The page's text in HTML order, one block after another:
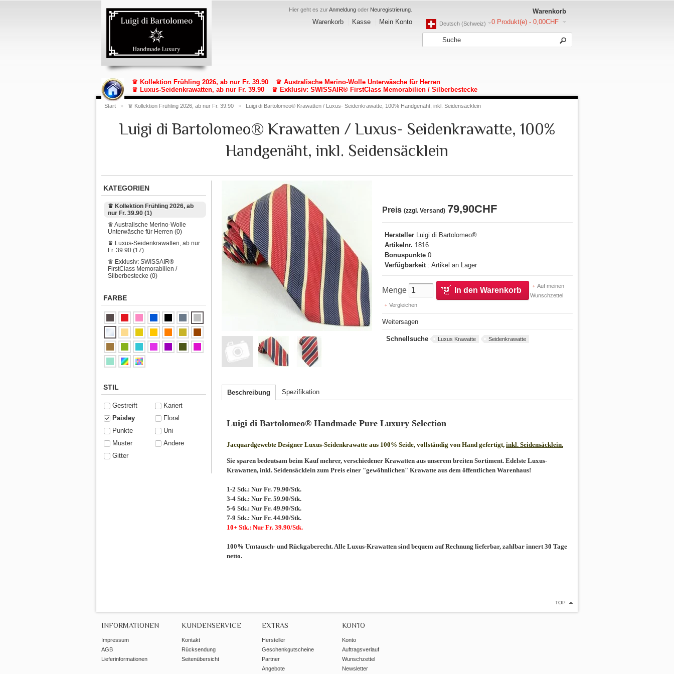
Hier geht es zurAnmeldung oder Neuregistrierung
Warenkorb Kasse Mein Konto
Warenkorb
0 Produkt(e) - 0,00CHF
Deutsch (Schweiz)
♛ Kollektion Frühling 2026, ab nur Fr. 39.90
♛ Australische Merino-Wolle Unterwäsche für Herren
♛ Luxus-Seidenkrawatten, ab nur Fr. 39.90
♛ Exklusiv: SWISSAIR® FirstClass Memorabilien / Silberbestecke
Start » ♛ Kollektion Frühling 2026, ab nur Fr. 39.90 » Luigi di Bartolomeo® Krawatten / Luxus- Seidenkrawatte, 100% Handgenäht, inkl. Seidensäcklein
Luigi di Bartolomeo® Krawatten / Luxus- Seidenkrawatte, 100%
Handgenäht, inkl. Seidensäcklein
Preis (zzgl. Versand) 79,90CHF
Hersteller Luigi di Bartolomeo®
Artikelnr. 1816
Bonuspunkte 0
Verfügbarkeit : Artikel an Lager
Menge In den Warenkorb
Auf meinen
Wunschzettel
Vergleichen
Weitersagen
Schnellsuche Luxus Krawatte Seidenkrawatte
Beschreibung Spezifikation
Luigi di Bartolomeo® Handmade Pure Luxury Selection
Jacquardgewebte Designer Luxus-Seidenkrawatte aus 100% Seide, vollständig von Hand gefertigt, inkl. Seidensäcklein.
Sie sparen bedeutsam beim Kauf mehrer, verschiedener Krawatten aus unserem breiten Sortiment. Edelste Luxus-
Krawatten, inkl. Seidensäcklein zum Preis einer "gewöhnlichen" Krawatte aus dem öffentlichen Warenhaus!
1-2 Stk.: Nur Fr. 79.90/Stk.
3-4 Stk.: Nur Fr. 59.90/Stk.
5-6 Stk.: Nur Fr. 49.90/Stk.
7-9 Stk.: Nur Fr. 44.90/Stk.
10+ Stk.: Nur Fr. 39.90/Stk.
100% Umtausch- und Rückgaberecht. Alle Luxus-Krawatten sind bequem auf Rechnung lieferbar, zahlbar innert 30 Tage
netto.
KATEGORIEN
♛ Kollektion Frühling 2026, ab
nur Fr. 39.90 (1)
♛ Australische Merino-Wolle
Unterwäsche für Herren (0)
♛ Luxus-Seidenkrawatten, ab nur
Fr. 39.90 (17)
♛ Exklusiv: SWISSAIR®
FirstClass Memorabilien /
Silberbestecke (0)
FARBE
STIL
Gestreift
Kariert
Paisley
Floral
Punkte
Uni
Muster
Andere
Gitter
TOP
INFORMATIONEN
Impressum
AGB
Lieferinformationen
KUNDENSERVICE
Kontakt
Rücksendung
Seitenübersicht
EXTRAS
Hersteller
Geschenkgutscheine
Partner
Angebote
KONTO
Konto
Auftragsverlauf
Wunschzettel
Newsletter